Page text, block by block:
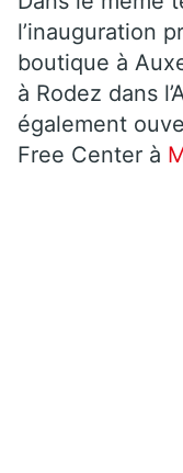
l’inauguration
boutique à
à Rodez dans
également
Free Center à